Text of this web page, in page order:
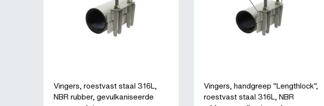
Vingers, roestvast staal 316L,
NBR rubber, gevulkaniseerde
Vingers, handgreep "Lengthlock",
roestvast staal 316L, NBR